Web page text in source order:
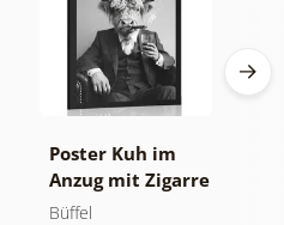
Poster Kuh im
Anzug mit Zigarre
und Whiskey
Büffel